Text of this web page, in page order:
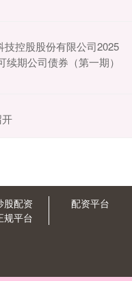
控股股份有限公司2025
期公司债券（第一期）
股配资
规平台
配资平台